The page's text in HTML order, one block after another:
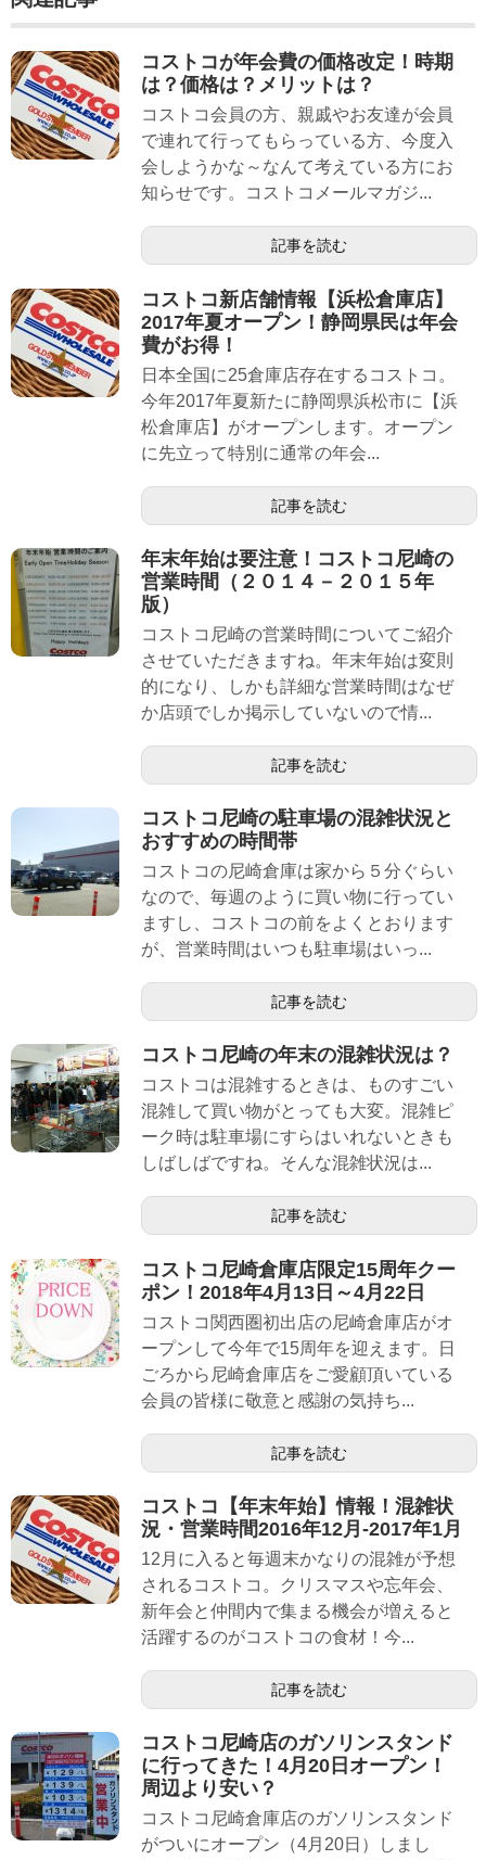
コストコが年会費の価格改定！時期
は？価格は？メリットは？
コストコ会員の方、親戚やお友達が会員
で連れて行ってもらっている方、今度入
会しようかな～なんて考えている方にお
知らせです。コストコメールマガジ...
記事を読む
コストコ新店舗情報【浜松倉庫店】
2017年夏オープン！静岡県民は年会
費がお得！
日本全国に25倉庫店存在するコストコ。
今年2017年夏新たに静岡県浜松市に【浜
松倉庫店】がオープンします。オープン
に先立って特別に通常の年会...
記事を読む
年末年始は要注意！コストコ尼崎の
営業時間（２０１４－２０１５年
版）
コストコ尼崎の営業時間についてご紹介
させていただきますね。年末年始は変則
的になり、しかも詳細な営業時間はなぜ
か店頭でしか掲示していないので情...
記事を読む
コストコ尼崎の駐車場の混雑状況と
おすすめの時間帯
コストコの尼崎倉庫は家から５分ぐらい
なので、毎週のように買い物に行ってい
ますし、コストコの前をよくとおります
が、営業時間はいつも駐車場はいっ...
記事を読む
コストコ尼崎の年末の混雑状況は？
コストコは混雑するときは、ものすごい
混雑して買い物がとっても大変。混雑ピ
ーク時は駐車場にすらはいれないときも
しばしばですね。そんな混雑状況は...
記事を読む
コストコ尼崎倉庫店限定15周年クー
ポン！2018年4月13日～4月22日
コストコ関西圏初出店の尼崎倉庫店がオ
ープンして今年で15周年を迎えます。日
ごろから尼崎倉庫店をご愛顧頂いている
会員の皆様に敬意と感謝の気持ち...
記事を読む
コストコ【年末年始】情報！混雑状
況・営業時間2016年12月-2017年1月
12月に入ると毎週末かなりの混雑が予想
されるコストコ。クリスマスや忘年会、
新年会と仲間内で集まる機会が増えると
活躍するのがコストコの食材！今...
記事を読む
コストコ尼崎店のガソリンスタンド
に行ってきた！4月20日オープン！
周辺より安い？
コストコ尼崎倉庫店のガソリンスタンド
がついにオープン（4月20日）しまし